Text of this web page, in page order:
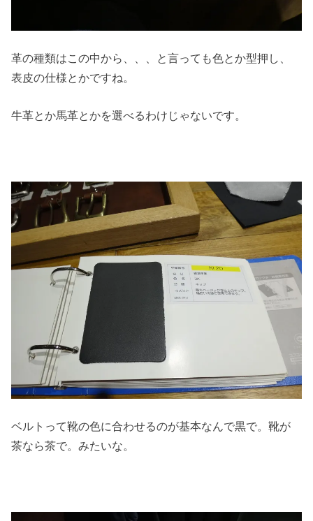
革の種類はこの中から、、、と言っても色とか型押し、
表皮の仕様とかですね。
牛革とか馬革とかを選べるわけじゃないです。
ベルトって靴の色に合わせるのが基本なんで黒で。靴が
茶なら茶で。みたいな。